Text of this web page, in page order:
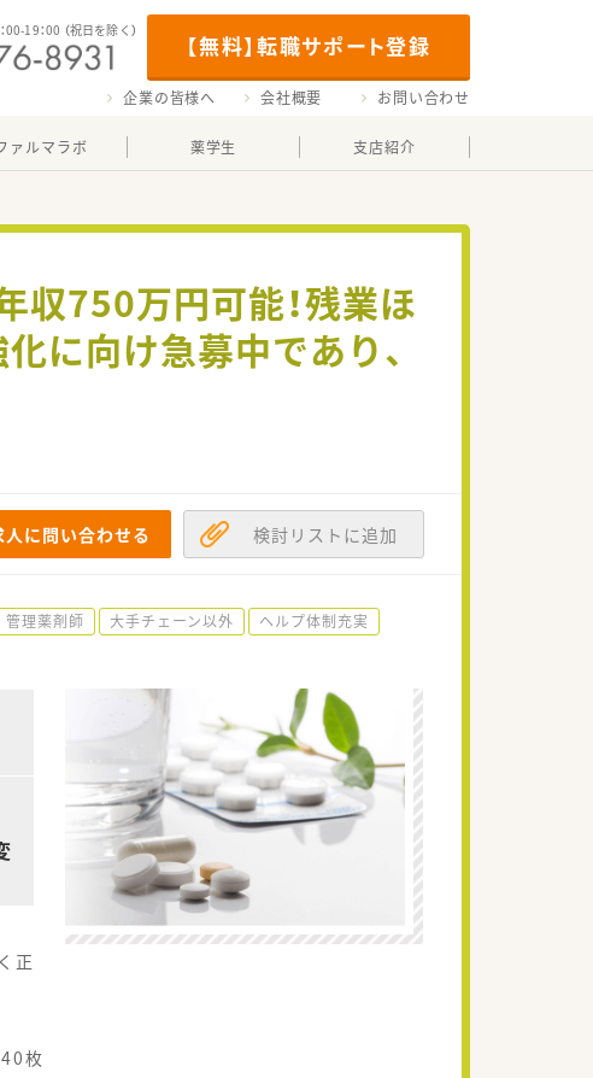
【無料】転職サポート登録
00-19：00 （祝日を除く）
企業の皆様へ 会社概要 お問い合わせ
ァルマラボ 薬学生 支店紹介
収750万円可能！残業ほ
に向け急募中であり、
人に問い合わせる 検討リストに追加
管理薬剤師 大手チェーン以外
ヘルプ体制充実
正
枚